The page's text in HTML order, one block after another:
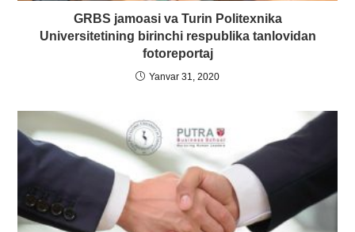
GRBS jamoasi va Turin Рolitexnika
Universitetining birinchi respublika tanlovidan
fotoreportaj
Yanvar 31, 2020